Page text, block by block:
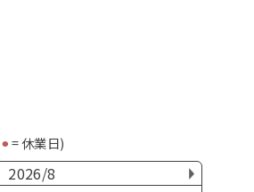
⚫︎= 休業日)
2026/8